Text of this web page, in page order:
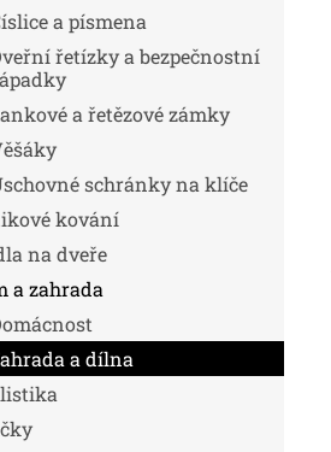
a písmena
řetízky a bezpečnostní
a řetězové zámky
schránky na klíče
kování
na dveře
a zahrada
a dílna